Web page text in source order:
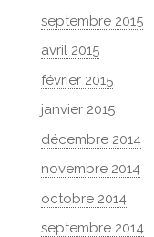
septembre 2015
avril 2015
février 2015
janvier 2015
décembre 2014
novembre 2014
octobre 2014
septembre 2014